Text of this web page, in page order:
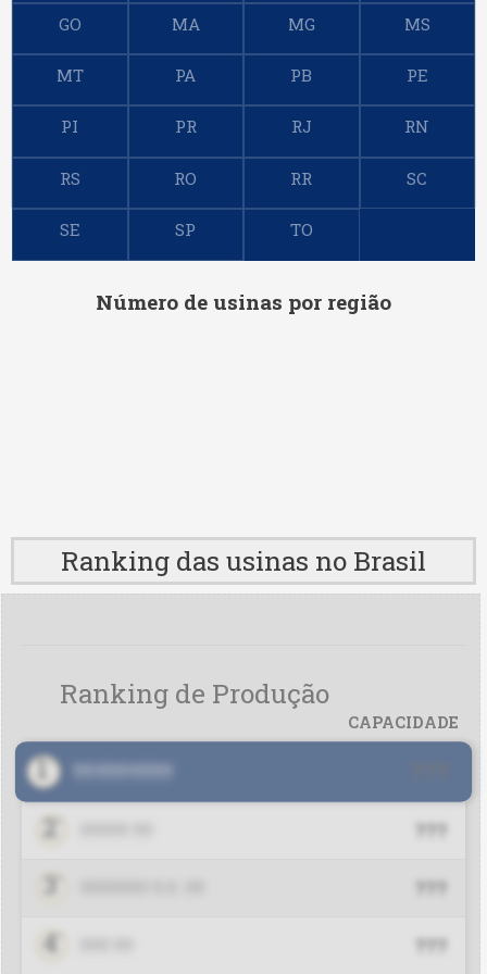
Caramuru SS
Cargill MS
Cargill N.H. GO
Cargill N.H. RS
Cargill N.H. TO
Delta MT
FRCB
Green Ventures (ex-Fiagril)
JBS CV
JBS SP
GO MA MG MS
MT PA PB PE
PI PR RJ RN
RS RO RR SC
SE SP TO
Número de usinas por região
Ranking das usinas no Brasil
Ranking de Produção
CAPACIDADE
1° ?????????
2 ???
3 ???
4 ???